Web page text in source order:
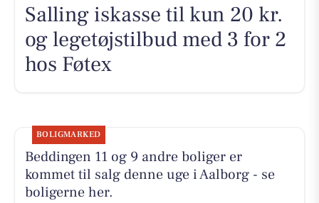
Salling iskasse til kun 20 kr.
og legetøjstilbud med 3 for 2
hos Føtex
BOLIGMARKED
Beddingen 11 og 9 andre boliger er
kommet til salg denne uge i Aalborg - se
boligerne her.